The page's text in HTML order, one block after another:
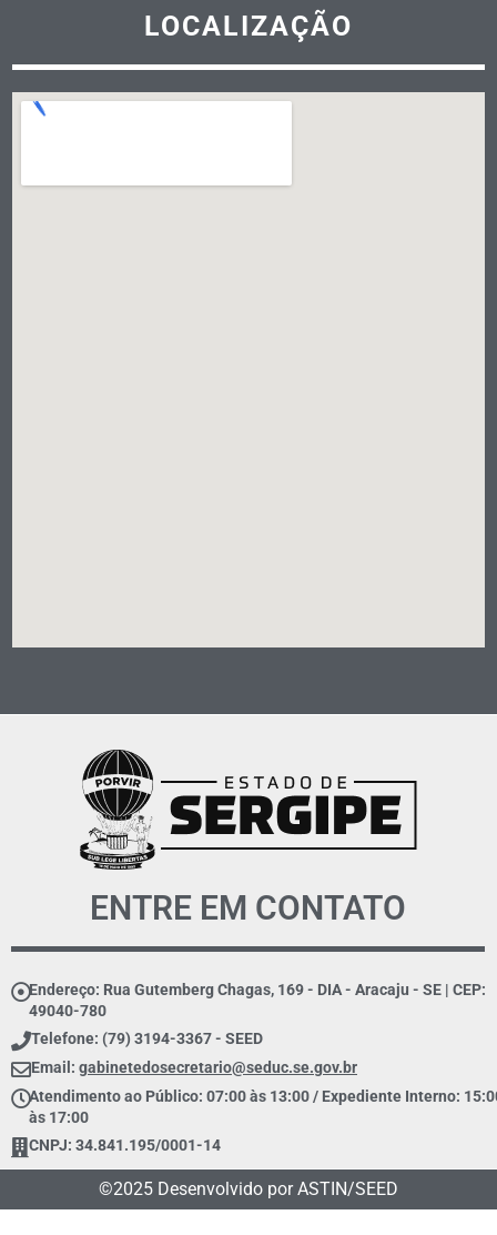
LOCALIZAÇÃO
ENTRE EM CONTATO
Endereço: Rua Gutemberg Chagas, 169 - DIA - Aracaju - SE | CEP:
49040-780
Telefone: (79) 3194-3367 - SEED
Email: gabinetedosecretario@seduc.se.gov.br
Atendimento ao Público: 07:00 às 13:00 / Expediente Interno:
às 17:00
CNPJ: 34.841.195/0001-14
©2025 Desenvolvido por ASTIN/SEED